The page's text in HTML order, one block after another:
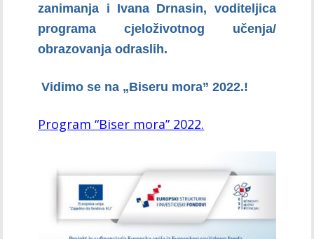
zanimanja i Ivana Drnasin, voditeljica
programa cjeloživotnog učenja/
obrazovanja odraslih.
Vidimo se na „Biseru mora” 2022.!
Program “Biser mora” 2022.